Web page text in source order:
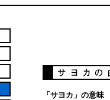
「サヨカ」の意味